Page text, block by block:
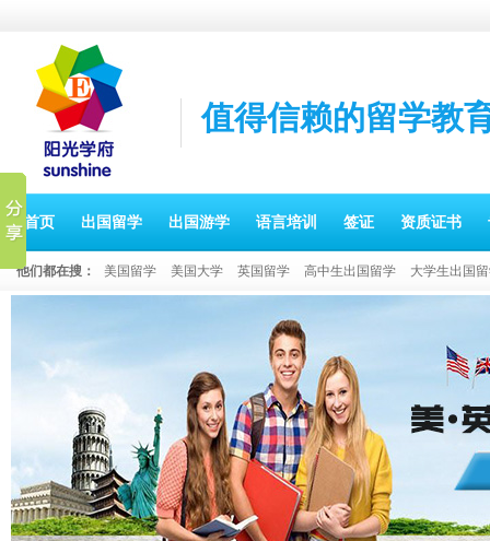
值得信赖的留学教
首页 出国留学 出国游学 语言培训 签证 资质证书
他们都在搜： 美国留学 美国大学 英国留学 高中生出国留学 大学生出国